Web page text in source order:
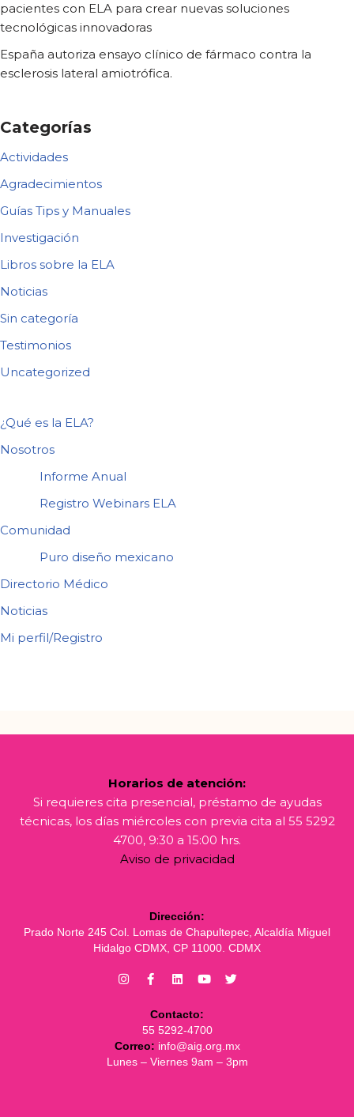
pacientes con ELA para crear nuevas soluciones
tecnológicas innovadoras
España autoriza ensayo clínico de fármaco contra la
esclerosis lateral amiotrófica.
Categorías
Actividades
Agradecimientos
Guías Tips y Manuales
Investigación
Libros sobre la ELA
Noticias
Sin categoría
Testimonios
Uncategorized
¿Qué es la ELA?
Nosotros
Informe Anual
Registro Webinars ELA
Comunidad
Puro diseño mexicano
Directorio Médico
Noticias
Mi perfil/Registro
Horarios de atención:
Si requieres cita presencial, préstamo de ayudas
técnicas, los días miércoles con previa cita al 55 5292
4700, 9:30 a 15:00 hrs.
Aviso de privacidad
Dirección:
Prado Norte 245 Col. Lomas de Chapultepec, Alcaldía Miguel
Hidalgo CDMX, CP 11000. CDMX
Contacto:
55 5292-4700
Correo: info@aig.org.mx
Lunes – Viernes 9am – 3pm